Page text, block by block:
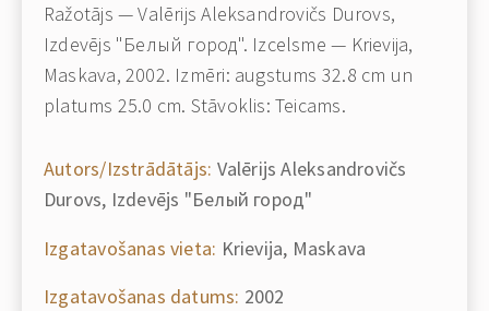
Ražotājs — Valērijs Aleksandrovičs Durovs,
Izdevējs "Белый город". Izcelsme — Krievija,
Maskava, 2002. Izmēri: augstums 32.8 cm un
platums 25.0 cm. Stāvoklis: Teicams.
Autors/Izstrādātājs: Valērijs Aleksandrovičs
Durovs, Izdevējs "Белый город"
Izgatavošanas vieta: Krievija, Maskava
Izgatavošanas datums: 2002